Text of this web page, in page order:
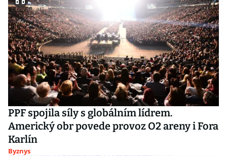
PPF spojila síly s globálním lídrem.
Americký obr povede provoz O2 areny i Fora
Karlín
Byznys